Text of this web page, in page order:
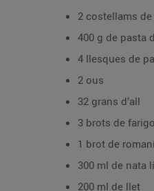
2 costellams
400 g de pasta
4 llesques de
2 ous
32 grans d’all
3 brots de
1 brot de
300 ml de nata
200 ml de llet